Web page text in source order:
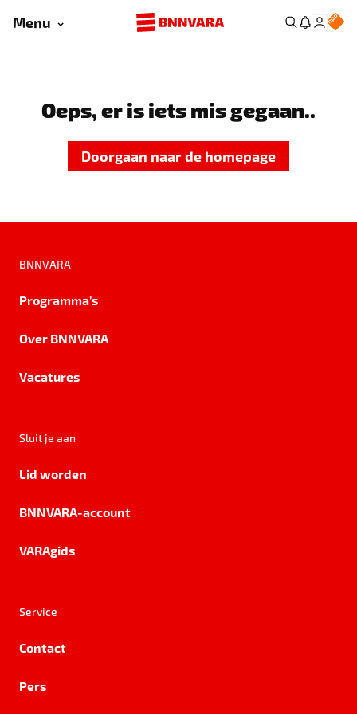
Menu
Oeps, er is iets mis gegaan..
Doorgaan naar de homepage
BNNVARA
Programma's
Over BNNVARA
Vacatures
Sluit je aan
Lid worden
BNNVARA-account
VARAgids
Service
Contact
Pers